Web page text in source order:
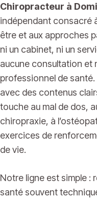
Chiropracteur à
indépendant consacré
être et aux approches
ni un cabinet, ni un
aucune consultation et
professionnel de
avec des contenus
touche au mal de dos,
chiropraxie, à
exercices de
de vie.
Notre ligne est simple :
santé souvent